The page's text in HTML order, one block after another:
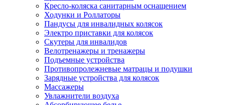
Кресло-коляска санитарным оснащением
Ходунки и Роллаторы
Пандусы для инвалидных колясок
Электро приставки для колясок
Скутеры для инвалидов
Велотренажеры и тренажеры
Подъемные устройства
Противопролежневые матрацы и подушки
Зарядные устройства для колясок
Массажеры
Увлажнители воздуха